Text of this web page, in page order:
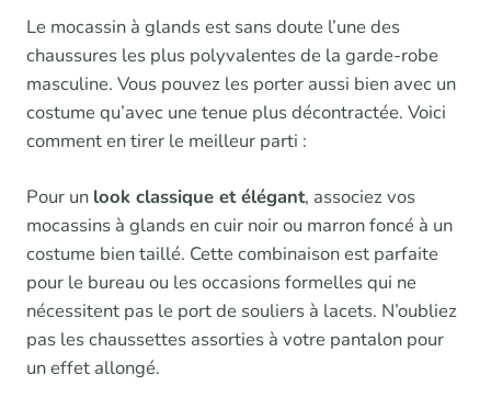
Le mocassin à glands est sans doute l’une des
chaussures les plus polyvalentes de la garde-robe
masculine. Vous pouvez les porter aussi bien avec un
costume qu’avec une tenue plus décontractée. Voici
comment en tirer le meilleur parti :
Pour un look classique et élégant, associez vos
mocassins à glands en cuir noir ou marron foncé à un
costume bien taillé. Cette combinaison est parfaite
pour le bureau ou les occasions formelles qui ne
nécessitent pas le port de souliers à lacets. N’oubliez
pas les chaussettes assorties à votre pantalon pour
un effet allongé.